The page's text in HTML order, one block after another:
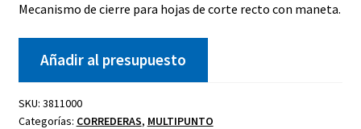
Mecanismo de cierre para hojas de corte recto con maneta.
Añadir al presupuesto
SKU: 3811000
Categorías: CORREDERAS, MULTIPUNTO